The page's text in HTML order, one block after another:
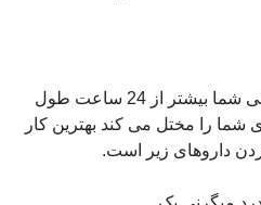
زمانی که سردرد میگرنی شما بیشتر از 24 ساعت طول
را مختل می کند بهترین کار
داروهای زیر است.